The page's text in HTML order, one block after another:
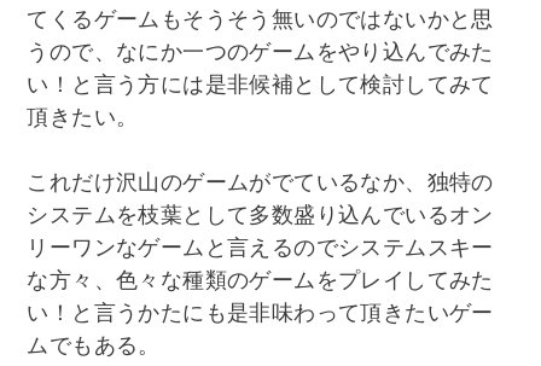
てくるゲームもそうそう無いのではないかと思
うので、なにか一つのゲームをやり込んでみた
い！と言う方には是非候補として検討してみて
頂きたい。
これだけ沢山のゲームがでているなか、独特の
システムを枝葉として多数盛り込んでいるオン
リーワンなゲームと言えるのでシステムスキー
な方々、色々な種類のゲームをプレイしてみた
い！と言うかたにも是非味わって頂きたいゲー
ムでもある。